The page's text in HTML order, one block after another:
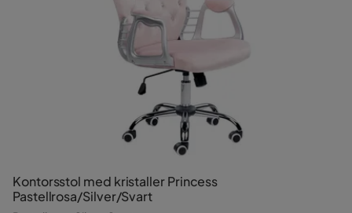
Kontorsstol med kristaller Princess
Pastellrosa/Silver/Svart